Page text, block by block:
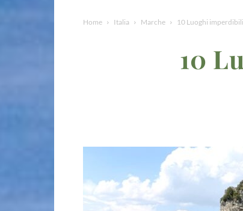
Home Italia Marche 10 Luoghi
10